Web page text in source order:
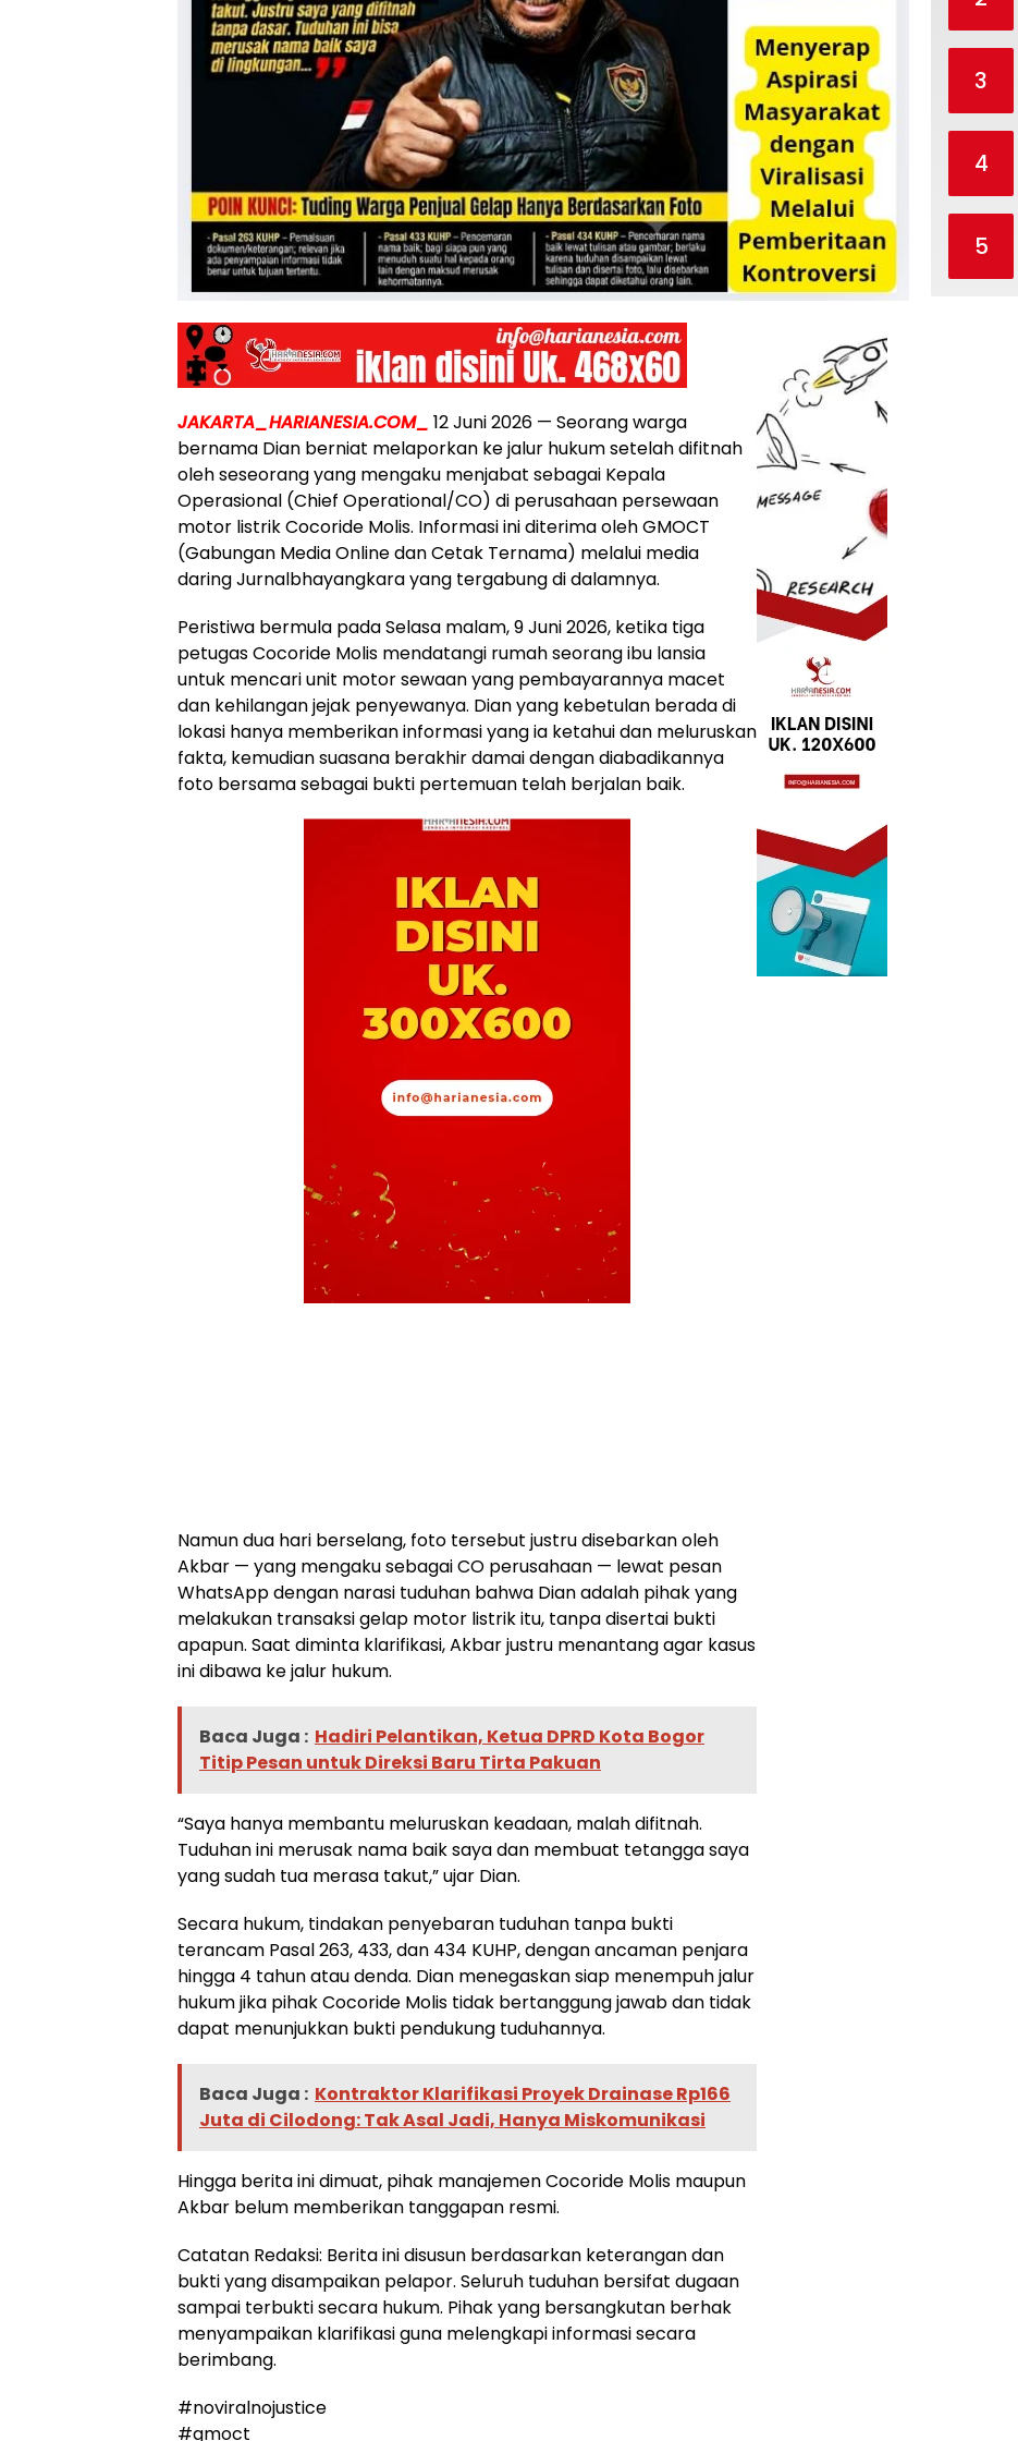
JAKARTA_HARIANESIA.COM_ 12 Juni 2026 — Seorang warga
bernama Dian berniat melaporkan ke jalur hukum setelah difitnah
oleh seseorang yang mengaku menjabat sebagai Kepala
Operasional (Chief Operational/CO) di perusahaan persewaan
motor listrik Cocoride Molis. Informasi ini diterima oleh GMOCT
(Gabungan Media Online dan Cetak Ternama) melalui media
daring Jurnalbhayangkara yang tergabung di dalamnya.
Peristiwa bermula pada Selasa malam, 9 Juni 2026, ketika tiga
petugas Cocoride Molis mendatangi rumah seorang ibu lansia
untuk mencari unit motor sewaan yang pembayarannya macet
dan kehilangan jejak penyewanya. Dian yang kebetulan berada di
lokasi hanya memberikan informasi yang ia ketahui dan meluruskan
fakta, kemudian suasana berakhir damai dengan diabadikannya
foto bersama sebagai bukti pertemuan telah berjalan baik.
Namun dua hari berselang, foto tersebut justru disebarkan oleh
Akbar — yang mengaku sebagai CO perusahaan — lewat pesan
WhatsApp dengan narasi tuduhan bahwa Dian adalah pihak yang
melakukan transaksi gelap motor listrik itu, tanpa disertai bukti
apapun. Saat diminta klarifikasi, Akbar justru menantang agar kasus
ini dibawa ke jalur hukum.
Baca Juga : Hadiri Pelantikan, Ketua DPRD Kota Bogor
Titip Pesan untuk Direksi Baru Tirta Pakuan
“Saya hanya membantu meluruskan keadaan, malah difitnah.
Tuduhan ini merusak nama baik saya dan membuat tetangga saya
yang sudah tua merasa takut,” ujar Dian.
Secara hukum, tindakan penyebaran tuduhan tanpa bukti
terancam Pasal 263, 433, dan 434 KUHP, dengan ancaman penjara
hingga 4 tahun atau denda. Dian menegaskan siap menempuh jalur
hukum jika pihak Cocoride Molis tidak bertanggung jawab dan tidak
dapat menunjukkan bukti pendukung tuduhannya.
Baca Juga : Kontraktor Klarifikasi Proyek Drainase Rp166
Juta di Cilodong: Tak Asal Jadi, Hanya Miskomunikasi
Hingga berita ini dimuat, pihak manajemen Cocoride Molis maupun
Akbar belum memberikan tanggapan resmi.
Catatan Redaksi: Berita ini disusun berdasarkan keterangan dan
bukti yang disampaikan pelapor. Seluruh tuduhan bersifat dugaan
sampai terbukti secara hukum. Pihak yang bersangkutan berhak
menyampaikan klarifikasi guna melengkapi informasi secara
berimbang.
#noviralnojustice
#gmoct
3
4
5